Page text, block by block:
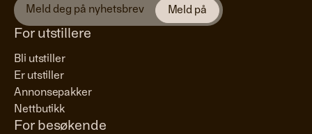
For utstillere
Bli utstiller
Er utstiller
Annonsepakker
Nettbutikk
For besøkende